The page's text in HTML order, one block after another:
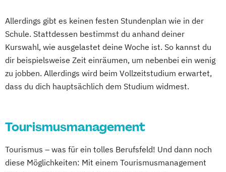
Allerdings gibt es keinen festen Stundenplan wie in der
Schule. Stattdessen bestimmst du anhand deiner
Kurswahl, wie ausgelastet deine Woche ist. So kannst du
dir beispielsweise Zeit einräumen, um nebenbei ein wenig
zu jobben. Allerdings wird beim Vollzeitstudium erwartet,
dass du dich hauptsächlich dem Studium widmest.
Tourismusmanagement
Tourismus – was für ein tolles Berufsfeld! Und dann noch
diese Möglichkeiten: Mit einem Tourismusmanagement